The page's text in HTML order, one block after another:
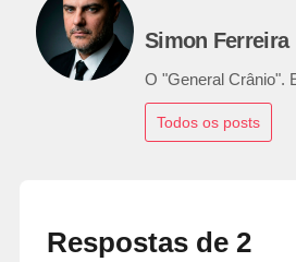
Simon Ferreira
O "General Crânio".
Todos os posts
Respostas de 2